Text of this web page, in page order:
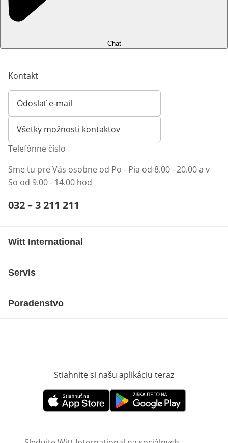
Chat
Kontakt
Odoslať e-mail
Otvorí e-mailového klienta
Všetky možnosti kontaktov
Telefónne číslo
Sme tu pre Vás osobne od Po - Pia od 8.00 - 20.00 a v
So od 9.00 - 14.00 hod
Telefónne číslo:
032 – 3 211 211
Witt International
Servis
Poradenstvo
Stiahnite si našu aplikáciu teraz
Otvorí sa vnovom okneOtvorí sa vnovom okne